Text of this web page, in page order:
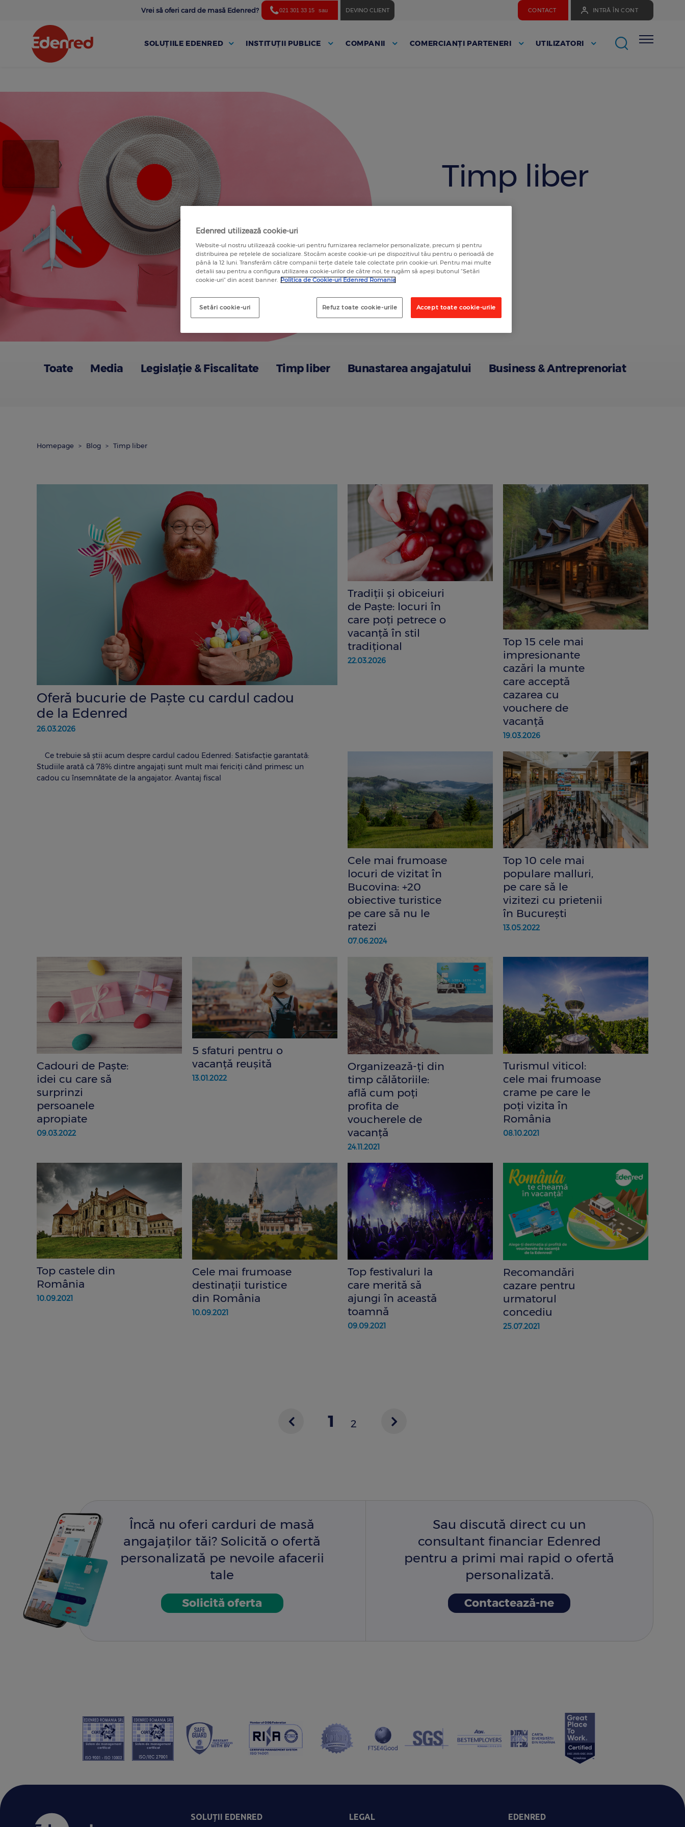
Vrei să oferi card de masă Edenred? 021 301 33 15 sau DEVINO CLIENT CONTACT INTRĂ ÎN CONT
SOLUȚIILE EDENRED INSTITUȚII PUBLICE COMPANII COMERCIANȚI PARTENERI UTILIZATORI
Timp liber
Toate Media Legislație & Fiscalitate Timp liber Bunastarea angajatului Business & Antreprenoriat
Homepage Blog Timp liber
Oferă bucurie de Paște cu cardul cadou
de la Edenred
26.03.2026
Ce trebuie să știi acum despre cardul cadou Edenred: Satisfacție garantată:
Studiile arată că 78% dintre angajați sunt mult mai fericiți când primesc un
cadou cu însemnătate de la angajator. Avantaj fiscal
Tradiții și obiceiuri
de Paște: locuri în
care poți petrece o
vacanță în stil
tradițional
22.03.2026
Top 15 cele mai
impresionante
cazări la munte
care acceptă
cazarea cu
vouchere de
vacanță
19.03.2026
Cele mai frumoase
locuri de vizitat în
Bucovina: +20
obiective turistice
pe care să nu le
ratezi
07.06.2024
Top 10 cele mai
populare malluri,
pe care să le
vizitezi cu prietenii
în București
13.05.2022
Cadouri de Paște:
idei cu care să
surprinzi
persoanele
apropiate
09.03.2022
5 sfaturi pentru o
vacanță reușită
13.01.2022
Organizează-ţi din
timp călătoriile:
află cum poţi
profita de
voucherele de
vacanţă
24.11.2021
Turismul viticol:
cele mai frumoase
crame pe care le
poţi vizita în
România
08.10.2021
Top castele din
România
10.09.2021
Cele mai frumoase
destinaţii turistice
din România
10.09.2021
Top festivaluri la
care merită să
ajungi în această
toamnă
09.09.2021
Recomandări
cazare pentru
urmatorul
concediu
25.07.2021
PreviousPagina
1 Page
2 Next
Încă nu oferi carduri de masă
angajaților tăi? Solicită o ofertă
personalizată pe nevoile afacerii
tale
Solicită oferta
Sau discută direct cu un
consultant financiar Edenred
pentru a primi mai rapid o ofertă
personalizată.
Contactează-ne
SOLUȚII EDENRED LEGAL EDENRED
Edenred utilizează cookie-uri
Website-ul nostru utilizează cookie-uri pentru furnizarea reclamelor personalizate, precum și pentru
distribuirea pe rețelele de socializare. Stocăm aceste cookie-uri pe dispozitivul tău pentru o perioadă de
până la 12 luni. Transferăm către companii terțe datele tale colectate prin cookie-uri. Pentru mai multe
detalii sau pentru a configura utilizarea cookie-urilor de către noi, te rugăm să apeși butonul “Setări
cookie-uri” din acest banner. Politica de Cookie-uri Edenred Romania
Setări cookie-uri Refuz toate cookie-urile Accept toate cookie-urile